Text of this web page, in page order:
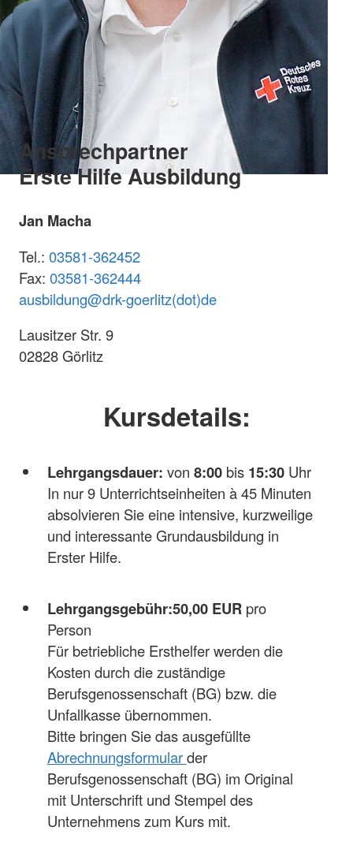
Ansprechpartner
Erste Hilfe Ausbildung
Jan Macha
Tel.: 03581-362452
Fax: 03581-362444
ausbildung@drk-goerlitz(dot)de
Lausitzer Str. 9
02828 Görlitz
Kursdetails:
Lehrgangsdauer: von 8:00bis 15:30Uhr
In nur 9 Unterrichtseinheiten à 45 Minuten
absolvieren Sie eine intensive, kurzweilige
und interessante Grundausbildung in
Erster Hilfe.
Lehrgangsgebühr:50,00 EURpro
Person
Für betriebliche Ersthelfer werden die
Kosten durch die zuständige
Berufsgenossenschaft (BG) bzw. die
Unfallkasse übernommen.
Bitte bringen Sie das ausgefüllte
Abrechnungsformularder
Berufsgenossenschaft (BG) im Original
mit Unterschrift und Stempel des
Unternehmens zum Kurs mit.